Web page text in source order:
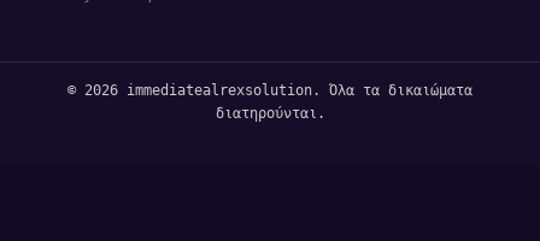
© 2026 immediatealrexsolution. Όλα τα δικαιώματα
διατηρούνται.